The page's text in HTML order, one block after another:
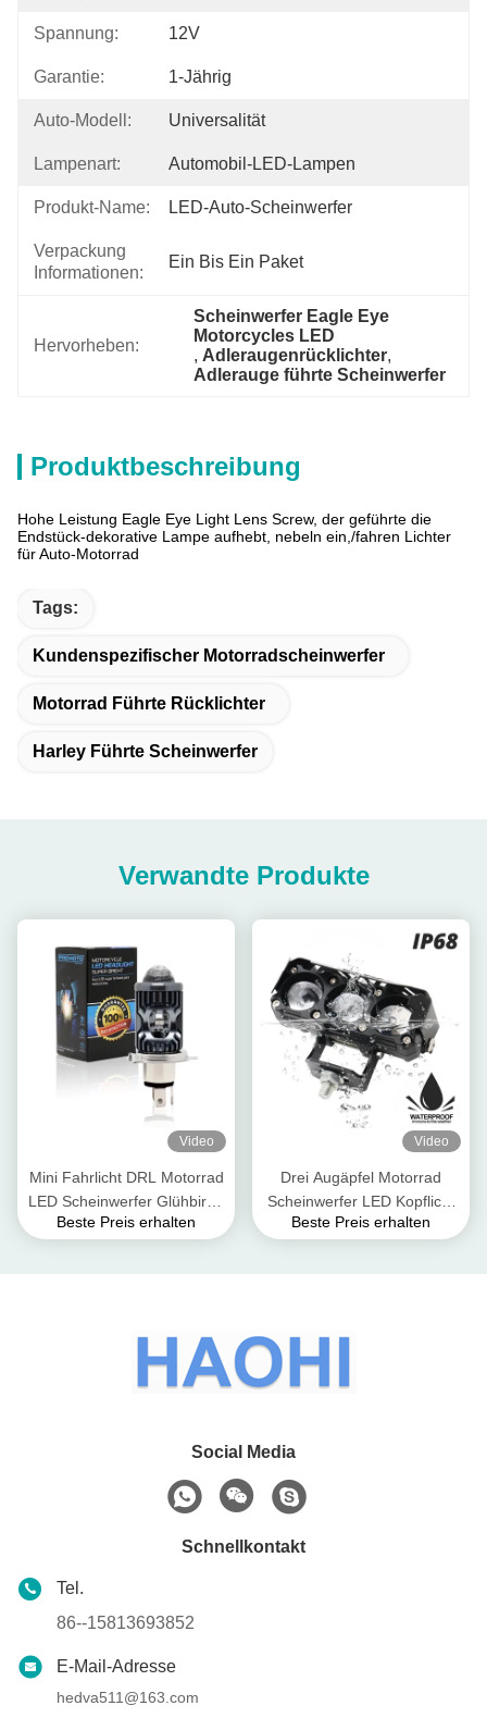
Spannung: 12V
Garantie: 1-Jährig
Auto-Modell: Universalität
Lampenart: Automobil-LED-Lampen
Produkt-Name: LED-Auto-Scheinwerfer
Verpackung
Informationen:
Ein Bis Ein Paket
Hervorheben:
Scheinwerfer Eagle Eye
Motorcycles LED
, Adleraugenrücklichter,
Adlerauge führte Scheinwerfer
Produktbeschreibung
Hohe Leistung Eagle Eye Light Lens Screw, der geführte die
Endstück-dekorative Lampe aufhebt, nebeln ein,/fahren Lichter
für Auto-Motorrad
Tags:
Kundenspezifischer Motorradscheinwerfer
Motorrad Führte Rücklichter
Harley Führte Scheinwerfer
Verwandte Produkte
Video
Mini Fahrlicht DRL Motorrad
LED Scheinwerfer Glühbirne
H4 H6 BA20D P15D Auto
Beste Preis erhalten
Video
Drei Augäpfel Motorrad
Scheinwerfer LED Kopflicht
Nahe Gelb Weitweiß
Beste Preis erhalten
Social Media
Schnellkontakt
Tel.
86--15813693852
E-Mail-Adresse
hedva511@163.com